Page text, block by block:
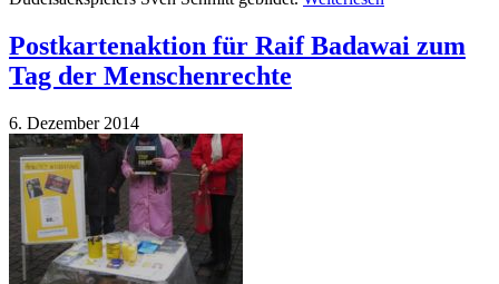
Postkartenaktion für Raif Badawai zum
Tag der Menschenrechte
6. Dezember 2014